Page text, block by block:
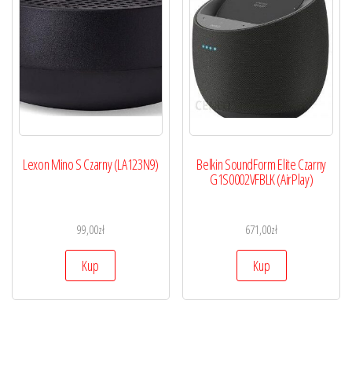
Lexon Mino S Czarny (LA123N9)
99,00zł
Kup
Belkin SoundForm Elite Czarny
G1S0002VFBLK (AirPlay)
671,00zł
Kup